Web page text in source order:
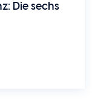
Die sechs